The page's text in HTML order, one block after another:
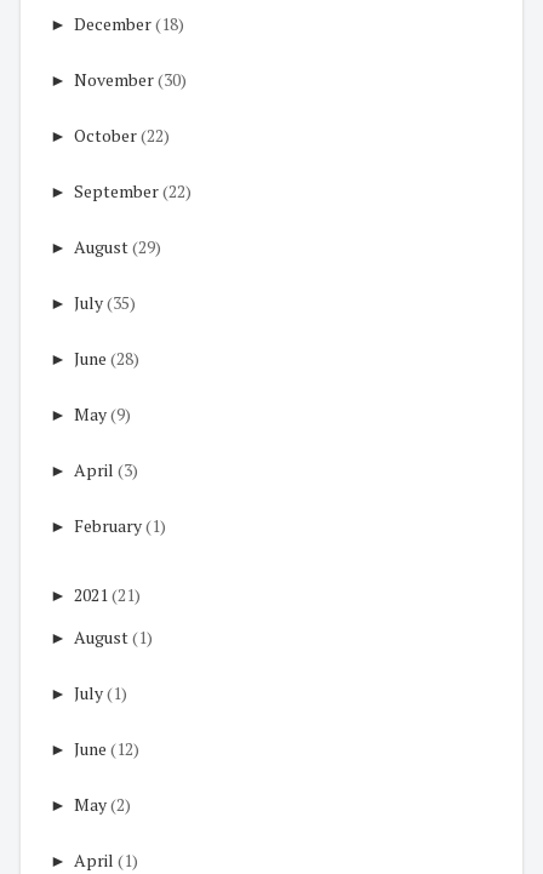
► December(18)
► November(30)
► October(22)
► September(22)
► August(29)
► July(35)
► June (28)
► May(9)
► April (3)
► February(1)
► 2021 (21)
► August(1)
► July(1)
► June (12)
► May(2)
► April (1)